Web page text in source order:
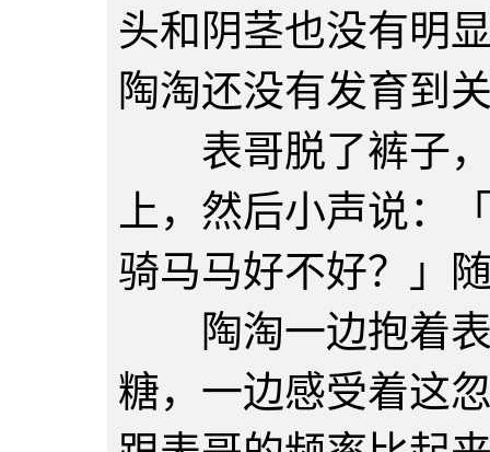
头和阴茎也没有明
陶淘还没有发育到
表哥脱了裤子，
上，然后小声说：
骑马马好不好？」
陶淘一边抱着表
糖，一边感受着这